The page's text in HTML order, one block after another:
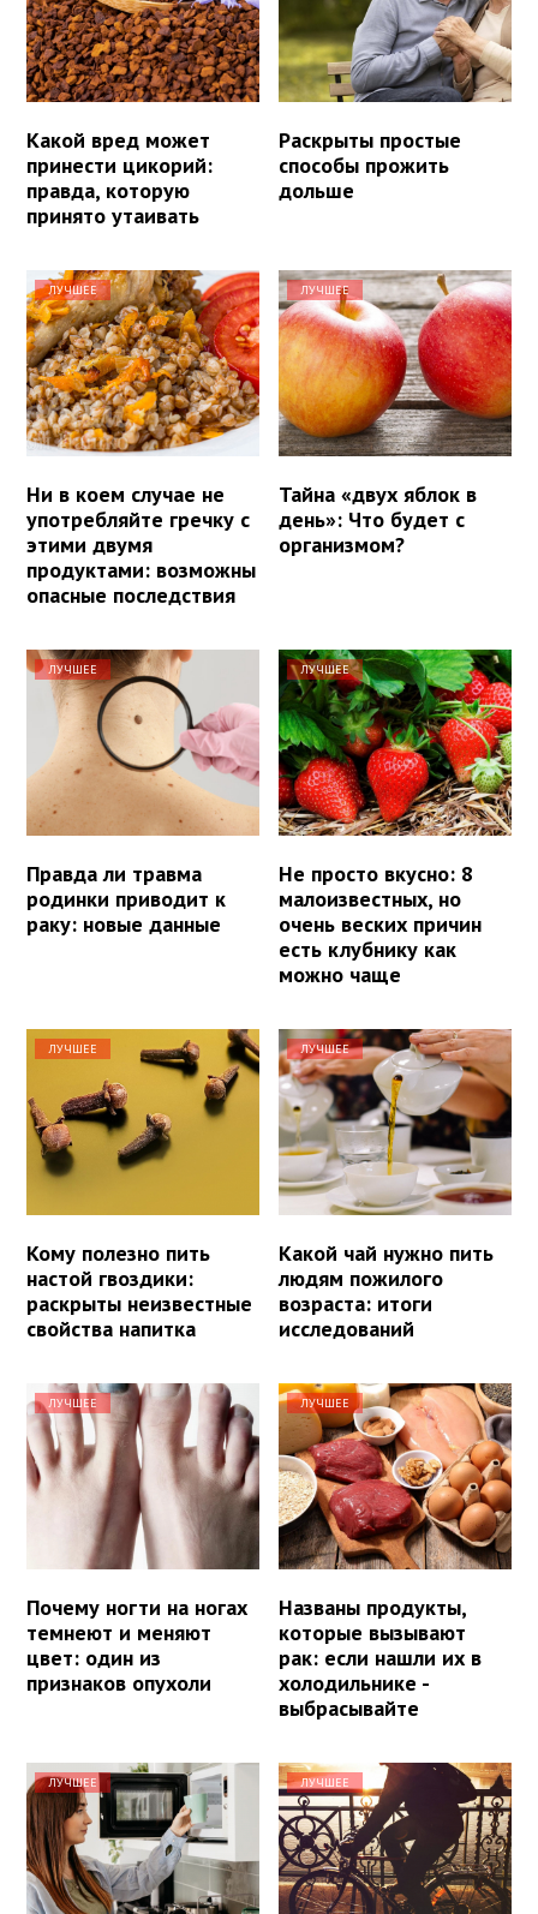
Какой вред может
принести цикорий:
правда, которую
принято утаивать
Раскрыты простые
способы прожить
дольше
ЛУЧШЕЕ
Ни в коем случае не
употребляйте гречку с
этими двумя
продуктами: возможны
опасные последствия
ЛУЧШЕЕ
Тайна «двух яблок в
день»: Что будет с
организмом?
ЛУЧШЕЕ
Правда ли травма
родинки приводит к
раку: новые данные
ЛУЧШЕЕ
Не просто вкусно: 8
малоизвестных, но
очень веских причин
есть клубнику как
можно чаще
ЛУЧШЕЕ
Кому полезно пить
настой гвоздики:
раскрыты неизвестные
свойства напитка
ЛУЧШЕЕ
Какой чай нужно пить
людям пожилого
возраста: итоги
исследований
ЛУЧШЕЕ
Почему ногти на ногах
темнеют и меняют
цвет: один из
признаков опухоли
ЛУЧШЕЕ
Названы продукты,
которые вызывают
рак: если нашли их в
холодильнике -
выбрасывайте
ЛУЧШЕЕ ЛУЧШЕЕ